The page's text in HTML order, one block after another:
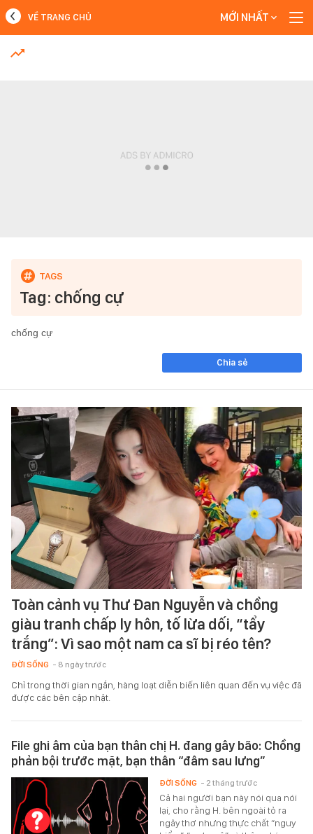
MỚI NHẤT
VỀ TRANG CHỦ MỚI NHẤT
Tag: chống cự
chống cự
Chia sẻ
Toàn cảnh vụ Thư Đan Nguyễn và chồng
giàu tranh chấp ly hôn, tố lừa dối, “tẩy
trắng”: Vì sao một nam ca sĩ bị réo tên?
ĐỜI SỐNG - 8 ngày trước
Chỉ trong thời gian ngắn, hàng loạt diễn biến liên quan đến vụ việc đã
được các bên cập nhật.
File ghi âm của bạn thân chị H. đang gây bão: Chồng
phản bội trước mặt, bạn thân “đâm sau lưng”
Cả hai người bạn này nói qua nói
lại, cho rằng H. bên ngoài tỏ ra
ngây thơ nhưng thực chất “nguy
ĐỜI SỐNG - 2 tháng trước